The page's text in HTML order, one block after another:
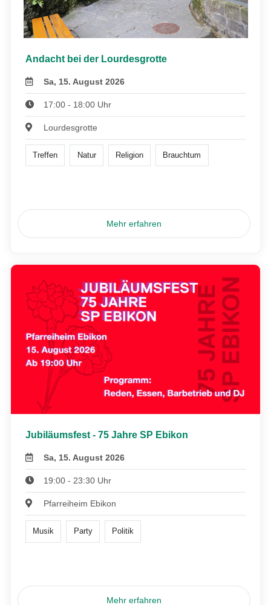
Andacht bei der Lourdesgrotte
Sa, 15. August 2026
17:00 - 18:00 Uhr
Lourdesgrotte
Treffen Natur Religion Brauchtum
Mehr erfahren
Jubiläumsfest - 75 Jahre SP Ebikon
Sa, 15. August 2026
19:00 - 23:30 Uhr
Pfarreiheim Ebikon
Musik Party Politik
Mehr erfahren